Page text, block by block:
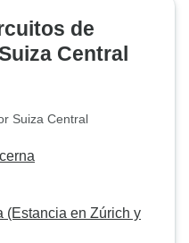
de
Central
Suiza Central
(Estancia en Zúrich y